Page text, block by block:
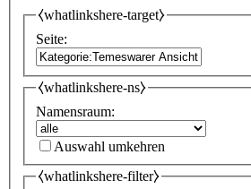
⧼whatlinkshere-target⧽
Seite:
⧼whatlinkshere-ns⧽
Namensraum:
Auswahl umkehren
⧼whatlinkshere-filter⧽